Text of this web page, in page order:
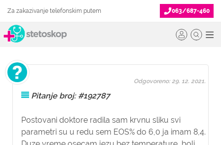
Za zakazivanje telefonskim putem 063/687-460
Pitanje broj: #192787
Postovani doktore radila sam krvnu sliku svi
parametri su u redu sem EOS% do 6,0 ja imam 8,4.
Odgovoreno: 29. 12. 2021.